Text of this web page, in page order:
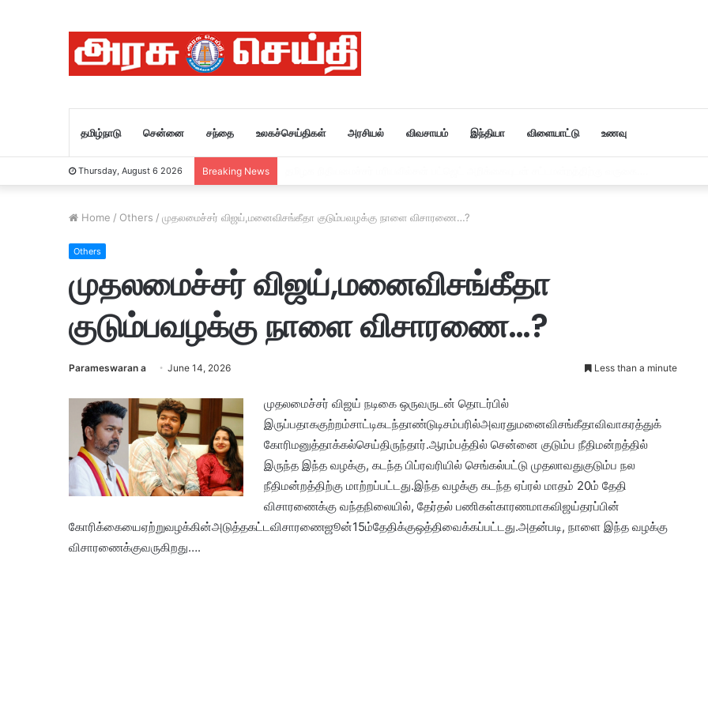
தமிழ்நாடு சென்னை சந்தை உலகச்செய்திகள் அரசியல் விவசாயம் இந்தியா விளையாட்டு உணவு
Thursday, August 6 2026 Breaking News
Home / Others / முதலமைச்சர் விஜய்,மனைவிசங்கீதா குடும்பவழக்கு நாளை விசாரணை…?
Others
முதலமைச்சர் விஜய்,மனைவிசங்கீதா
குடும்பவழக்கு நாளை விசாரணை…?
Parameswaran a June 14, 2026 Less than a minute
முதலமைச்சர் விஜய் நடிகை ஒருவருடன் தொடர்பில்
இருப்பதாககுற்றம்சாட்டிகடந்தாண்டுடிசம்பரில்அவரதுமனைவிசங்கீதாவிவாகரத்துக்
கோரிமனுத்தாக்கல்செய்திருந்தார்.ஆரம்பத்தில் சென்னை குடும்ப நீதிமன்றத்தில்
இருந்த இந்த வழக்கு, கடந்த பிப்ரவரியில் செங்கல்பட்டு முதலாவதுகுடும்ப நல
நீதிமன்றத்திற்கு மாற்றப்பட்டது.இந்த வழக்கு கடந்த ஏப்ரல் மாதம் 20ம் தேதி
விசாரணைக்கு வந்தநிலையில், தேர்தல் பணிகள்காரணமாகவிஜய்தரப்பின்
கோரிக்கையைஏற்றுவழக்கின்அடுத்தகட்டவிசாரணைஜூன்15ம்தேதிக்குஒத்திவைக்கப்பட்டது.அதன்படி, நாளை இந்த வழக்கு
விசாரணைக்குவருகிறது….